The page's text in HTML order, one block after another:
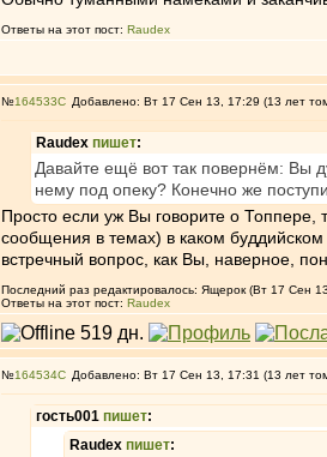
Ответы на этот пост: Raudex
№164533 Добавлено: Вт 17 Сен 13, 17:29 (13 лет
Raudex пишет:
Давайте ещё вот так повернём: Вы
нему под опеку? Конечно же
Просто если уж Вы говорите о
сообщения в темах) в каком
встречный вопрос, как Вы, наверное,
Последний раз редактировалось: Ящерок (Вт 17 Сен
Ответы на этот пост: Raudex
№164534 Добавлено: Вт 17 Сен 13, 17:31 (13 лет
гость001 пишет:
Raudex пишет: